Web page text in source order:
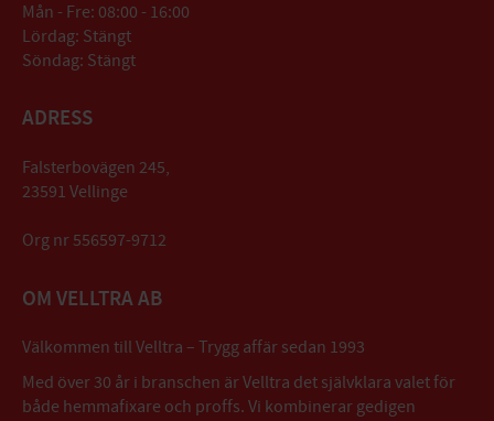
Mån - Fre: 08:00 - 16:00
Lördag: Stängt
Söndag: Stängt
ADRESS
Falsterbovägen 245,
23591 Vellinge
Org nr 556597-9712
OM VELLTRA AB
Välkommen till Velltra – Trygg affär sedan 1993
Med över 30 år i branschen är Velltra det självklara valet för
både hemmafixare och proffs. Vi kombinerar gedigen